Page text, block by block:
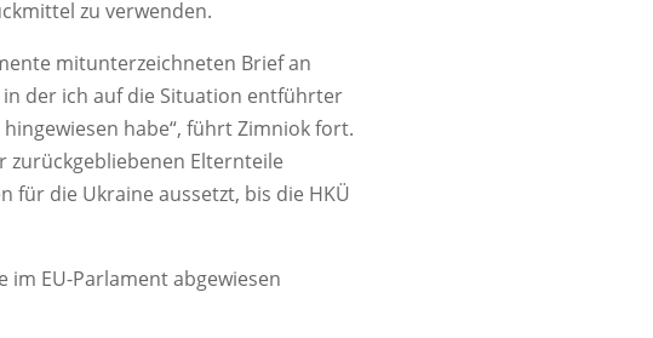
zu verwenden.
mitunterzeichneten Brief an
der ich auf die Situation entführter
habe“, führt Zimniok fort.
zurückgebliebenen Elternteile
für die Ukraine aussetzt, bis die HKÜ
im EU-Parlament abgewiesen